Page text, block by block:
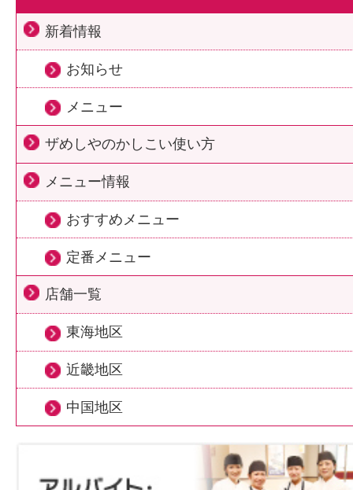
新着情報
お知らせ
メニュー
ザめしやのかしこい使い方
メニュー情報
おすすめメニュー
定番メニュー
店舗一覧
東海地区
近畿地区
中国地区